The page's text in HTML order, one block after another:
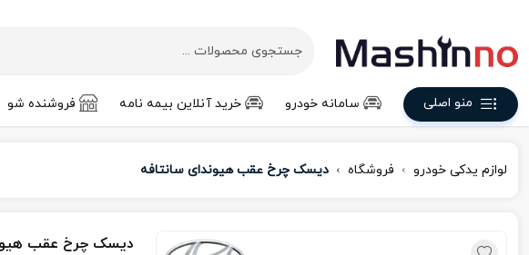
منو اصلی سامانه خودرو خرید آنلاین بیمه نامه فروشنده شو
لوازم یدکی خودرو فروشگاه دیسک چرخ عقب هیوندای سانتافه
دیسک چرخ عقب